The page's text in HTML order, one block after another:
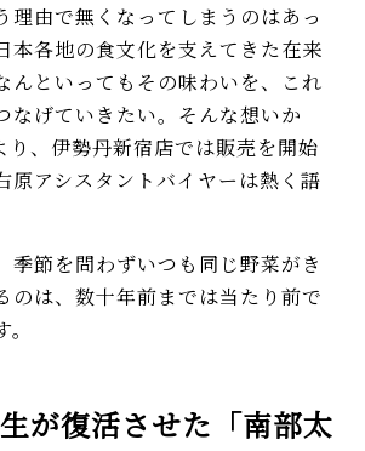
理由で無くなってしまうのはあっ
本各地の食文化を支えてきた在来
んといってもその味わいを、これ
なげていきたい。そんな想いか
り、伊勢丹新宿店では販売を開始
原アシスタントバイヤーは熱く語
季節を問わずいつも同じ野菜がき
のは、数十年前までは当たり前で
が復活させた「南部太